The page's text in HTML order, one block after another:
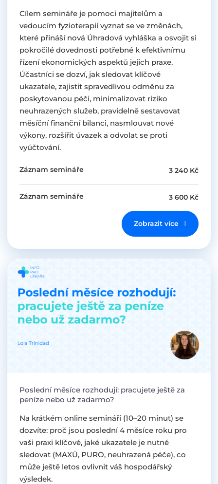
Cílem semináře je pomoci majitelům a
vedoucím fyzioterapií vyznat se ve změnách,
které přináší nová Úhradová vyhláška a osvojit si
pokročilé dovednosti potřebné k efektivnímu
řízení ekonomických aspektů jejich praxe.
Účastníci se dozví, jak sledovat klíčové
ukazatele, zajistit spravedlivou odměnu za
poskytovanou péči, minimalizovat riziko
neuhrazených služeb, pravidelně sestavovat
měsíční finanční bilanci, nasmlouvat nové
výkony, rozšířit úvazek a odvolat se proti
vyúčtování.
Záznam semináře 3 240 Kč
Záznam semináře 3 600 Kč
Zobrazit více
Poslední měsíce rozhodují: pracujete ještě za
peníze nebo už zadarmo?
Na krátkém online semináři (10–20 minut) se
dozvíte: proč jsou poslední 4 měsíce roku pro
vaši praxi klíčové, jaké ukazatele je nutné
sledovat (MAXÚ, PURO, neuhrazená péče), co
může ještě letos ovlivnit váš hospodářský
výsledek.